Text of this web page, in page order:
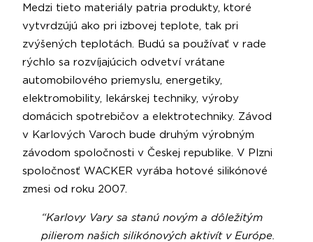
Medzi tieto materiály patria produkty, ktoré
vytvrdzújú ako pri izbovej teplote, tak pri
zvýšených teplotách. Budú sa používať v rade
rýchlo sa rozvíjajúcich odvetví vrátane
automobilového priemyslu, energetiky,
elektromobility, lekárskej techniky, výroby
domácich spotrebičov a elektrotechniky. Závod
v Karlových Varoch bude druhým výrobným
závodom spoločnosti v Českej republike. V Plzni
spoločnosť WACKER vyrába hotové silikónové
zmesi od roku 2007.
“Karlovy Vary sa stanú novým a dôležitým
pilierom našich silikónových aktivít v Európe.